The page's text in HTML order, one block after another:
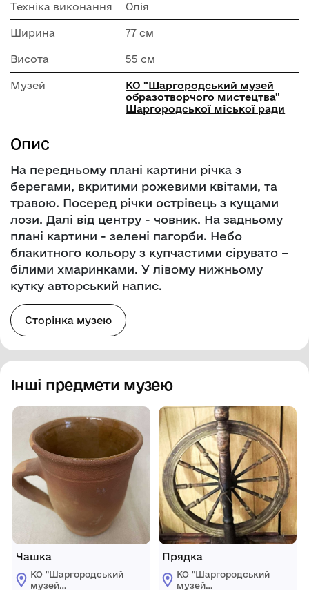
Техніка виконання Олія
Ширина 77 см
Висота 55 см
Музей
КО "Шаргородський музей
образотворчого мистецтва"
Шаргородської міської ради
Опис
На передньому плані картини річка з
берегами, вкритими рожевими квітами, та
травою. Посеред річки острівець з кущами
лози. Далі від центру - човник. На задньому
плані картини - зелені пагорби. Небо
блакитного кольору з купчастими сірувато –
білими хмаринками. У лівому нижньому
кутку авторський напис.
Сторінка музею
Інші предмети музею
Чашка
КО "Шаргородський
музей
Прядка
КО "Шаргородський
музей